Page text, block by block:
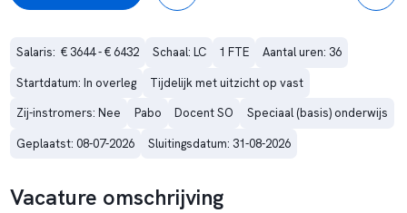
Salaris:  € 3644 - € 6432 Schaal: LC 1 FTE
Aantal uren: 36
Startdatum: In overleg
Tijdelijk met uitzicht op vast
Zij-instromers: Nee
Pabo Docent SO
Speciaal (basis) onderwijs
Geplaatst: 08-07-2026
Sluitingsdatum: 31-08-2026
Vacature omschrijving